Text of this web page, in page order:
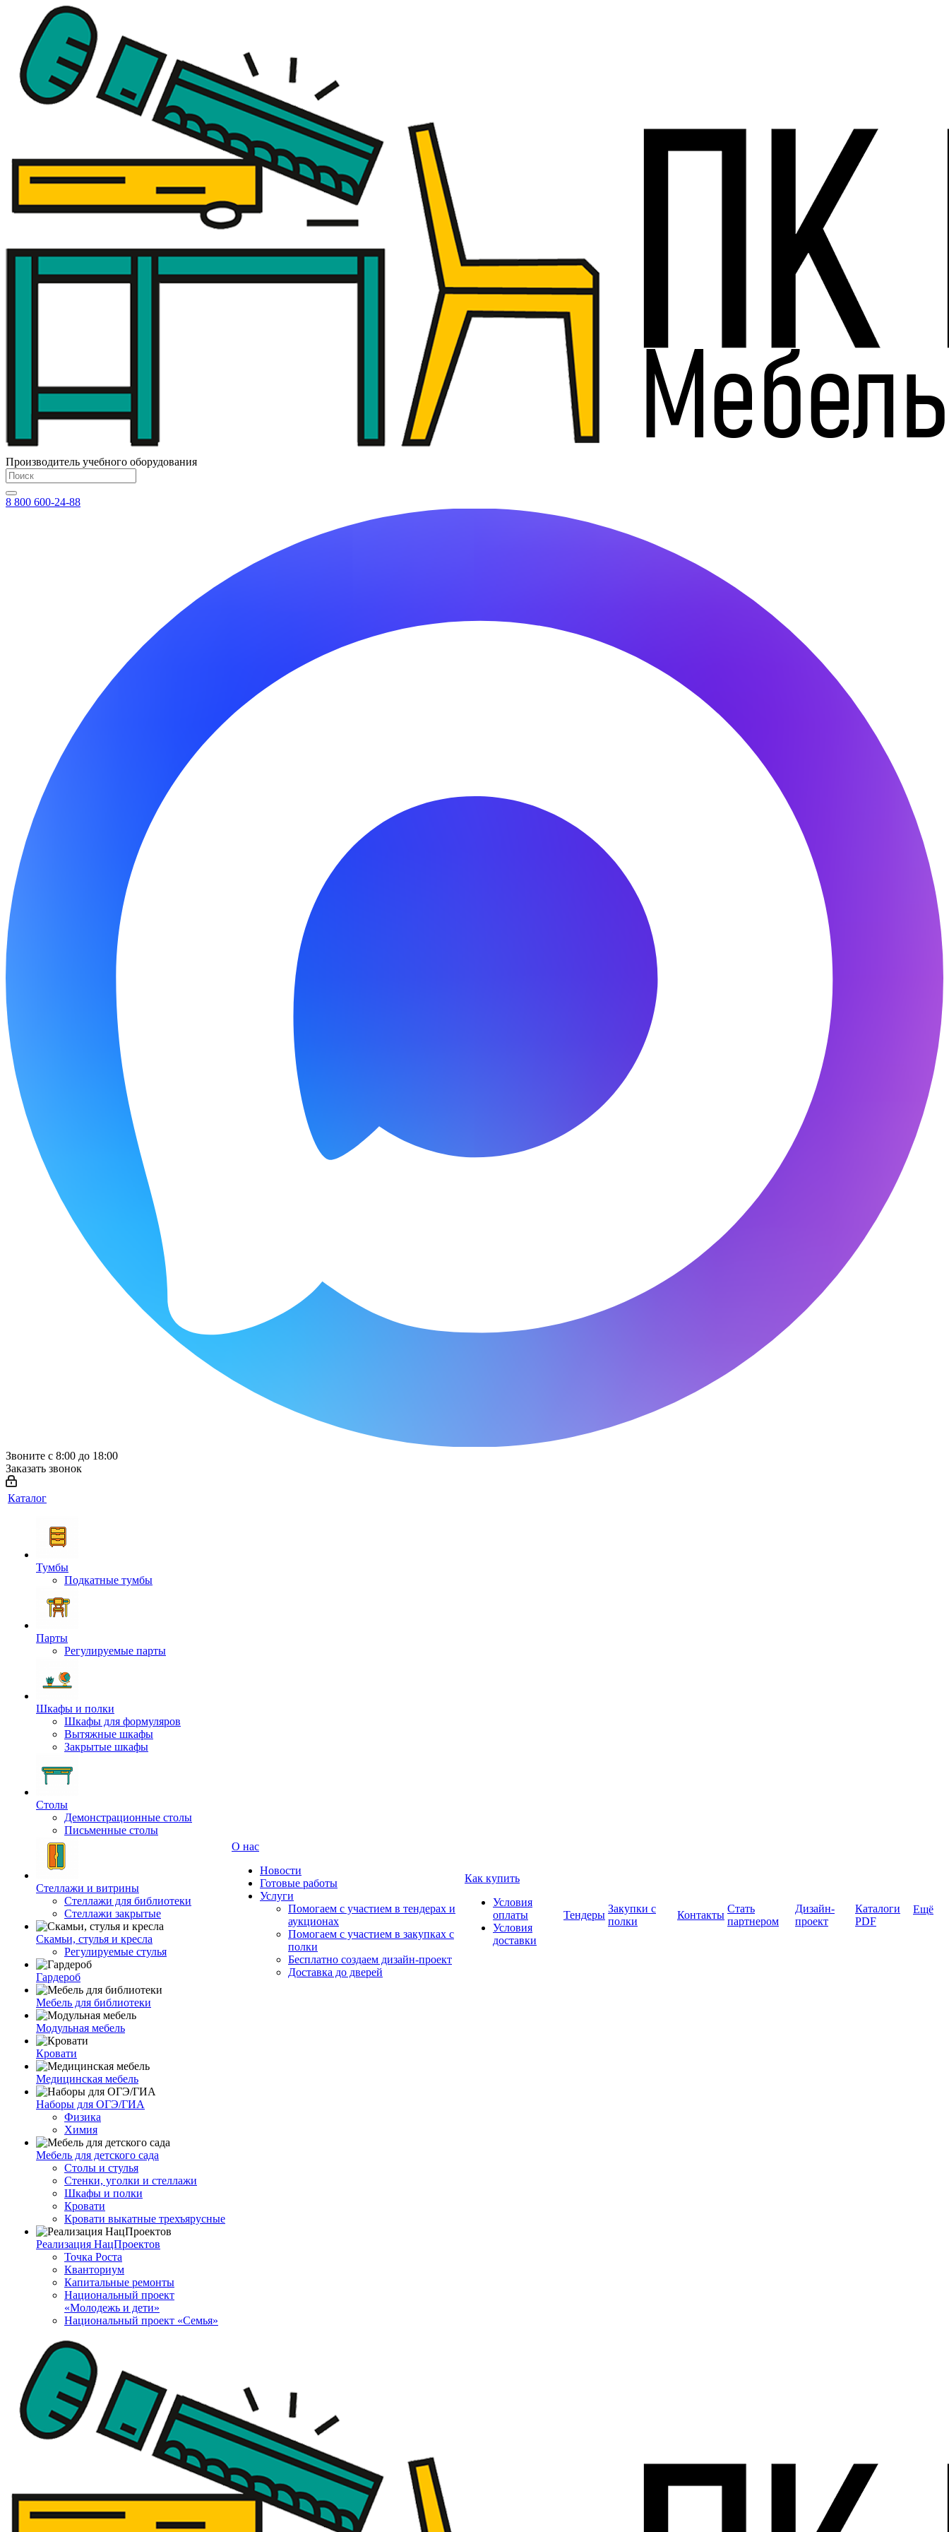
Производитель учебного оборудования
8 800 600-24-88
Звоните с 8:00 до 18:00
Заказать звонок
Каталог
Тумбы
Подкатные тумбы
Парты
Регулируемые парты
Шкафы и полки
Шкафы для формуляров
Вытяжные шкафы
Закрытые шкафы
Столы
Демонстрационные столы
Письменные столы
Стеллажи и витрины
Стеллажи для библиотеки
Стеллажи закрытые
Скамьи, стулья и кресла
Регулируемые стулья
Гардероб
Мебель для библиотеки
Модульная мебель
Кровати
Медицинская мебель
Наборы для ОГЭ/ГИА
Физика
Химия
Мебель для детского сада
Столы и стулья
Стенки, уголки и стеллажи
Шкафы и полки
Кровати
Кровати выкатные трехъярусные
Реализация НацПроектов
Точка Роста
Кванториум
Капитальные ремонты
Национальный проект
«Молодежь и дети»
Национальный проект «Семья»
О нас
Новости
Готовые работы
Услуги
Помогаем с участием в тендерах и
аукционах
Помогаем с участием в закупках с
полки
Бесплатно создаем дизайн-проект
Доставка до дверей
Как купить
Условия
оплаты
Условия
доставки
Тендеры
Закупки с
полки
Контакты
Стать
партнером
Дизайн-
проект
Каталоги
PDF
Ещё